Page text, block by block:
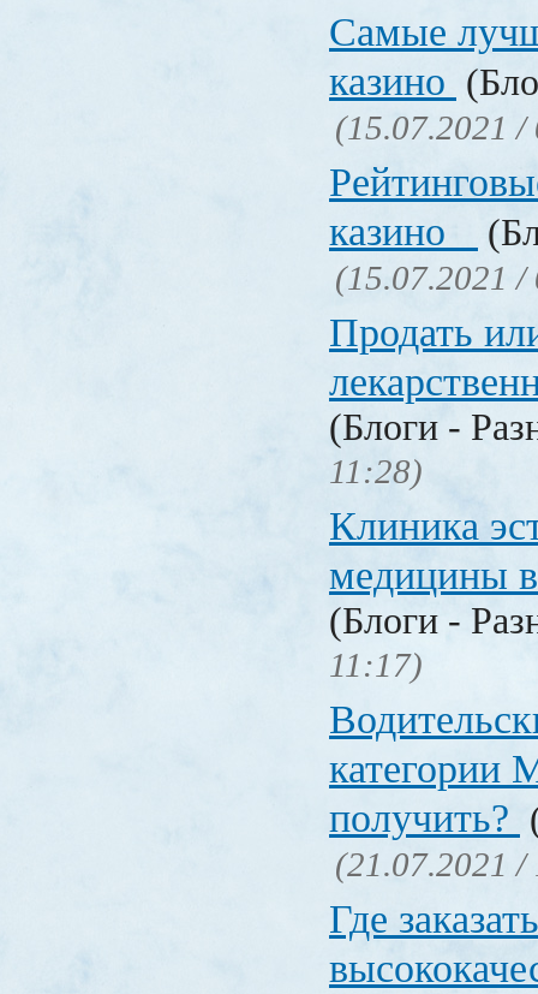
Самые
казино
(15.07.2021 /
казино
(15.07.2021 /
Продать
(Блоги -
11:28)
Клиника
медицины
(Блоги -
11:17)
категории
получить?
(21.07.2021 /
Где заказать